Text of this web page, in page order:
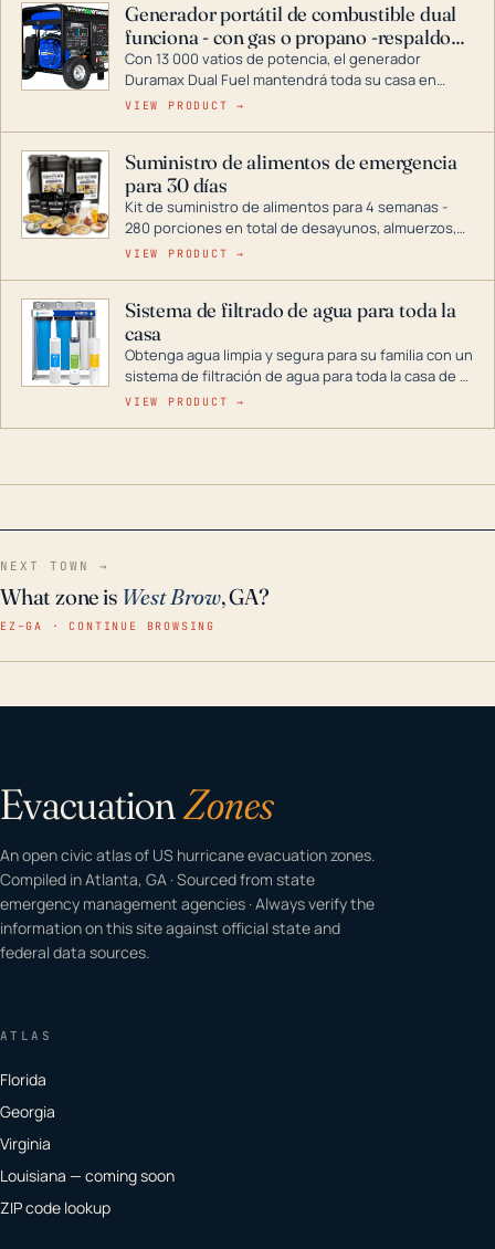
Generador portátil de combustible dual
funciona - con gas o propano -respaldo
para el hogar
Con 13 000 vatios de potencia, el generador
Duramax Dual Fuel mantendrá toda su casa en
funcionamiento durante una tormenta o un corte
combustible dual, con una gama completa que
abarca desde inversores digitales hasta
generadores que pueden alimentar toda su casa.
VIEW PRODUCT →
Suministro de alimentos de emergencia
para 30 días
Kit de suministro de alimentos para 4 semanas -
280 porciones en total de desayunos, almuerzos,
cenas y postres. Se puede almacenar durante
VIEW PRODUCT →
Sistema de filtrado de agua para toda la
casa
Obtenga agua limpia y segura para su familia con un
sistema de filtración de agua para toda la casa de 3
etapas. La tecnología avanzada de este filtro
en situaciones de emergencia.
VIEW PRODUCT →
NEXT TOWN →
What zone is West Brow, GA?
EZ–GA · CONTINUE BROWSING
EvacuationZones
An open civic atlas of US hurricane evacuation zones.
Compiled in Atlanta, GA · Sourced from state
emergency management agencies · Always verify the
information on this site against official state and
federal data sources.
ATLAS
Florida
Georgia
Virginia
Louisiana — coming soon
ZIP code lookup